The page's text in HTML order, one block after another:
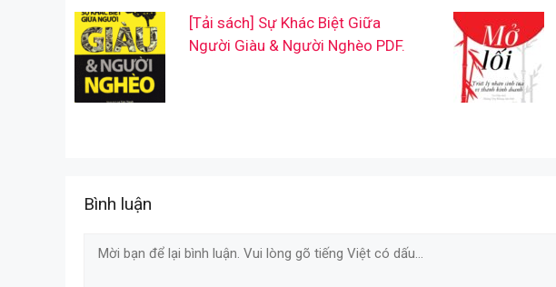
[Tải sách] Sự Khác Biệt Giữa
Người Giàu & Người Nghèo PDF.
Bình luận
Comment